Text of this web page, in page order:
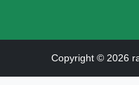
Copyright © 2026